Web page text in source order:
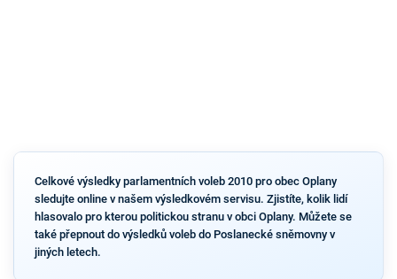
Celkové výsledky parlamentních voleb 2010 pro obec Oplany
sledujte online v našem výsledkovém servisu. Zjistíte, kolik lidí
hlasovalo pro kterou politickou stranu v obci Oplany. Můžete se
také přepnout do výsledků voleb do Poslanecké sněmovny v
jiných letech.